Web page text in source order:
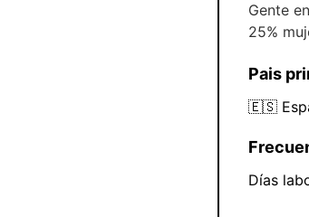
Gente
25%
Pais
🇪🇸
Días